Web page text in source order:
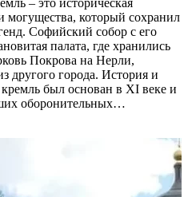
– это историческая
могущества, который сохранил
Софийский собор с его
палата, где хранились
Покрова на Нерли,
другого города. История и
был основан в XI веке и
оборонительных…